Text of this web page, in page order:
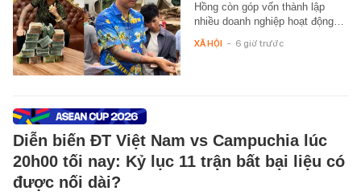
Hồng còn góp vốn thành lập
nhiều doanh nghiệp hoạt động…
XÃ HỘI - 6 giờ trước
Diễn biến ĐT Việt Nam vs Campuchia lúc
20h00 tối nay: Kỷ lục 11 trận bất bại liệu có
được nối dài?